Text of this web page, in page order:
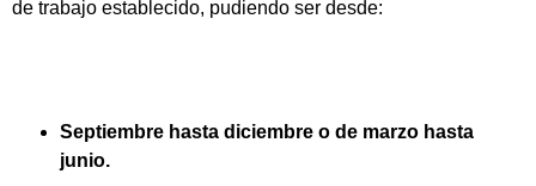
de trabajo establecido, pudiendo ser desde:
Septiembre hasta diciembre o de marzo hasta
junio.